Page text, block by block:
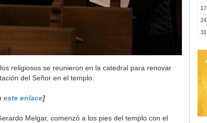
religiosos se reunieron en la catedral para renovar
del Señor en el templo.
este enlace]
Melgar, comenzó a los pies del templo con el
17
24
31